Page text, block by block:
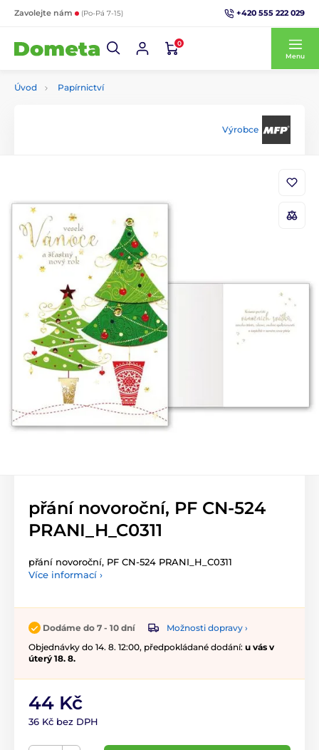
Zavolejte nám (Po-Pá 7-15) +420 555 222 029
0
Menu
Úvod Papírnictví
Výrobce
přání novoroční, PF CN-524
PRANI_H_C0311
přání novoroční, PF CN-524 PRANI_H_C0311
Více informací ›
Dodáme do 7 - 10 dní
Možnosti dopravy ›
Objednávky do 14. 8. 12:00, předpokládané dodání: u vás v
úterý 18. 8.
44 Kč
36 Kč bez DPH